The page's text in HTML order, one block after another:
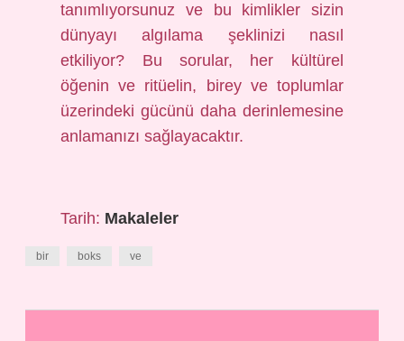
tanımlıyorsunuz ve bu kimlikler sizin
dünyayı algılama şeklinizi nasıl
etkiliyor? Bu sorular, her kültürel
öğenin ve ritüelin, birey ve toplumlar
üzerindeki gücünü daha derinlemesine
anlamanızı sağlayacaktır.
Tarih: Makaleler
bir boks ve